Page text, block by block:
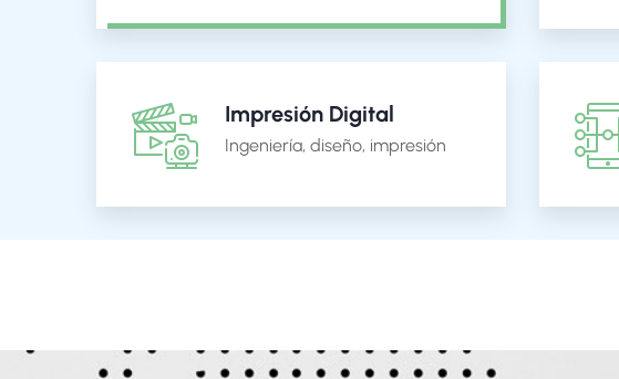
Impresión Digital
Ingeniería, diseño, impresión